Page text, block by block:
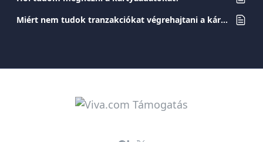
Miért nem tudok tranzakciókat végrehajtani a kártyámmal?